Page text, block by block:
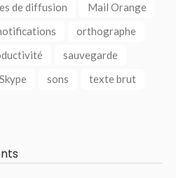
de diffusion
Mail Orange
orthographe
sauvegarde
Skype sons
texte brut